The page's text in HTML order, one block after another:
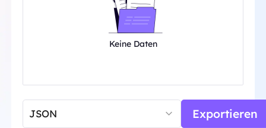
Keine Daten
Exportieren